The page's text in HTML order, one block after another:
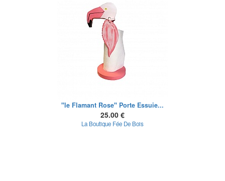
"le Flamant Rose" Porte Essuie...
25.00 €
La Boutique Fée De Bois